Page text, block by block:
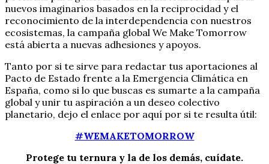
nuevos imaginarios basados en la reciprocidad y el
reconocimiento de la interdependencia con nuestros
ecosistemas, la campaña global We Make Tomorrow
está abierta a nuevas adhesiones y apoyos.
Tanto por si te sirve para redactar tus aportaciones al
Pacto de Estado frente a la Emergencia Climática en
España, como si lo que buscas es sumarte a la campaña
global y unir tu aspiración a un deseo colectivo
planetario, dejo el enlace por aquí por si te resulta útil:
#WEMAKETOMORROW
Protege tu ternura y la de los demás, cuídate.